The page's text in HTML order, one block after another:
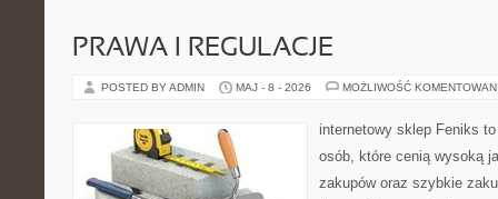
PRAWA I REGULACJE
POSTED BY ADMIN MAJ - 8 - 2026 MOŻLIWOŚĆ
internetowy sklep Feniks
osób, które cenią wysoką
zakupów oraz szybkie